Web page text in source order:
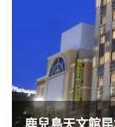
鹿兒島天文館